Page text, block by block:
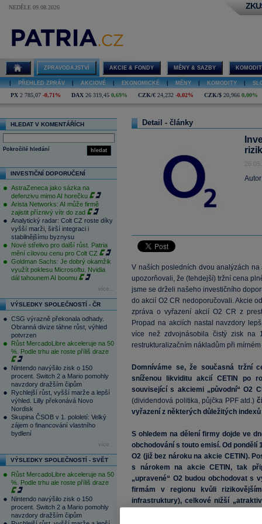
NEDĚLE 09.08.2026
ZPRAVODAJSTVÍ AKCIE & FONDY MĚNY & SAZBY
PŘEHLED ZPRÁV AKCIOVÉ EKONOMICKÉ MĚNY KOMODITY
PX 2 785,07 -0,71% DAX 26 319,45 0,69% CZK/€ 24,232 -0,02% CZK/$ 20,966 0,00%
HLEDAT V KOMENTÁŘÍCH
hledat
Pokročilé hledání
INVESTIČNÍ DOPORUČENÍ
AstraZeneca jako sázka na
defenzivu mimo AI horečku
Arista Networks: AI může firmě
zajistit příznivý vítr do zad
Analytický radar: Colt CZ roste díky
vyšší marži, širší integraci i
stabilnějšímu byznysu
Nové střelivo pro další růst. Patria
mění cílovou cenu pro Colt CZ
Goldman Sachs: Je dobrý okamžik
využít poklesu Microsoftu. Nvidia
dál tahounem AI boomu
více...
VÝSLEDKY SPOLEČNOSTÍ - ČR
CSG výrazně překonala odhady.
Obranná divize táhne růst, výhled
potvrzen
Růst MercadoLibre akceleruje na 50
%. Podle trhu ale roste příliš draze
Nintendo navýšilo zisk o 150
procent. Switch 2 a Mario pomohly
navzdory dražším čipům
Rychlejší růst, vyšší marže a lepší
výhled. Lilly překonává Novo
Nordisk
Skupina ČSOB v 1. pololetí: Velký
zájem o financování vlastního
bydlení
více...
VÝSLEDKY SPOLEČNOSTÍ - SVĚT
Růst MercadoLibre akceleruje na 50
%. Podle trhu ale roste příliš draze
Nintendo navýšilo zisk o 150
procent. Switch 2 a Mario pomohly
navzdory dražším čipům
Detail - články
V naších posledních dvou analýzách
upozorňovali, že (tehdejší) tržní cena
jsme se drželi našeho investičního
do akcií O2 CR nedoporučovali. Akcie
zpráva o vyřazení akcií O2 CR z
Propad na akciích nastal navzdory
více než zdvojnásobila čistý zisk na
restrukturalizačním nákladům při
Domníváme se, že současná tržní
sníženou likviditu akcií CETIN po
související s akciemi „původní“ O2
(dividendová politika, půjčka PPF atd.)
vyřazení z některých důležitých indexů
S ohledem na dělení firmy dojde ve
obchodování s touto emisí. Od pondělí
O2 (již bez nároku na akcie CETIN).
s nárokem na akcie CETIN, tak
„upravené“ O2 budou obchodovat s
firmám v regionu kvůli
infrastruktury), celkové nižší